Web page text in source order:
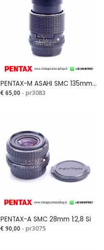
PENTAX-M ASAHI SMC 135mm 1:3,5 for Full Frame e APS-CSi
€ 65,00 - pr3083
PENTAX-A SMC 28mm 1:2,8 Si
€ 90,00 - pr3075